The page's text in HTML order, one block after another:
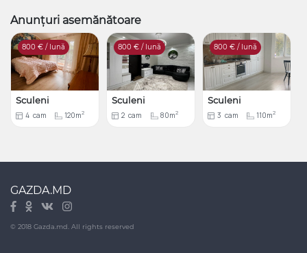
Anunțuri asemănătoare
800 € / lună
Sculeni
4 cam 120m2
800 € / lună
Sculeni
2 cam 80m2
800 € / lună
Sculeni
3 cam 110m2
GAZDA.MD
© 2018 Gazda.md. All rights reserved